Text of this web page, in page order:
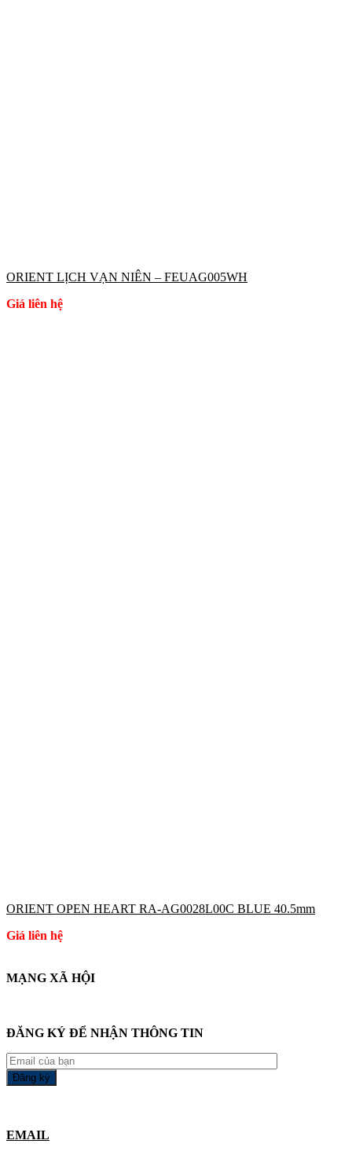
ORIENT LỊCH VẠN NIÊN – FEUAG005WH
Giá liên hệ
ORIENT OPEN HEART RA-AG0028L00C BLUE 40.5mm
Giá liên hệ
MẠNG XÃ HỘI
ĐĂNG KÝ ĐỂ NHẬN THÔNG TIN
EMAIL